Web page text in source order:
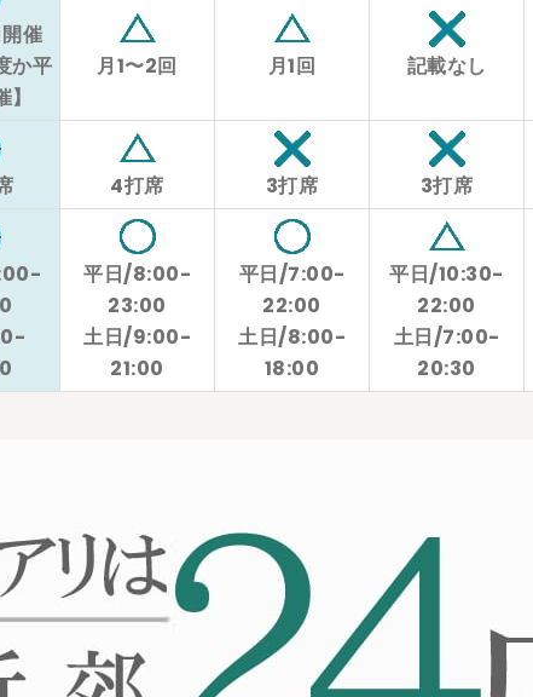
催
か平
月1〜2回 月1回 記載なし
4打席 3打席 3打席
平日/8:00-
23:00
土日/9:00-
21:00
平日/7:00-
22:00
土日/8:00-
18:00
平日/10:30-
22:00
土日/7:00-
20:30